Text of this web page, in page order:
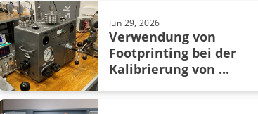
Kalibrierung in Feinchemikalienindustrie
Kalibriervorgängen
Kaltstellenkompensation
Jun 06, 2018
Die Grundlagen der
Druckeinheiten und ...
Jun 29, 2026
Verwendung von
Footprinting bei der
Kalibrierung von ...